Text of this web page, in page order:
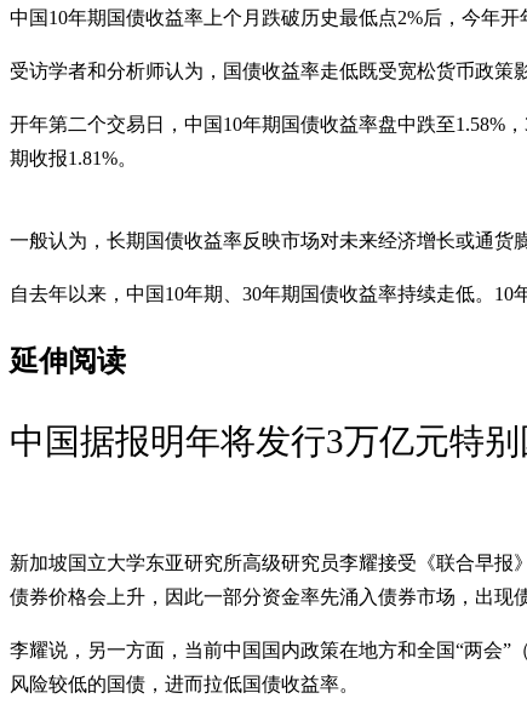
中国10年期国债收益率上个月跌破历史最低点2%后，今年
受访学者和分析师认为，国债收益率走低既受宽松货币政策
开年第二个交易日，中国10年期国债收益率盘中跌至1.58%
期收报1.81%。
一般认为，长期国债收益率反映市场对未来经济增长或通货
自去年以来，中国10年期、30年期国债收益率持续走低。10
延伸阅读
中国据报明年将发行3万亿元特
新加坡国立大学东亚研究所高级研究员李耀接受《联合早
债券价格会上升，因此一部分资金率先涌入债券市场，出现
李耀说，另一方面，当前中国国内政策在地方和全国“两会
风险较低的国债，进而拉低国债收益率。